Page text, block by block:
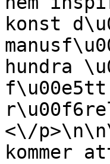
konst
hundra
f\u00e5tt
<\/
kommer